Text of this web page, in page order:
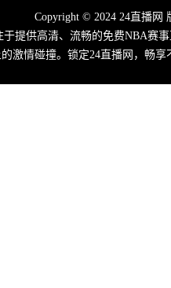
Copyright © 2024 24直播网
于提供高清、流畅的免费NBA
激情碰撞。锁定24直播网，畅享